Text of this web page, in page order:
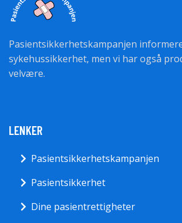
Pasientsikkerhetskampanjen
sykehussikkerhet, men vi har også
velvære.
LENKER
Pasientsikkerhetskampanjen
Pasientsikkerhet
Dine pasientrettigheter